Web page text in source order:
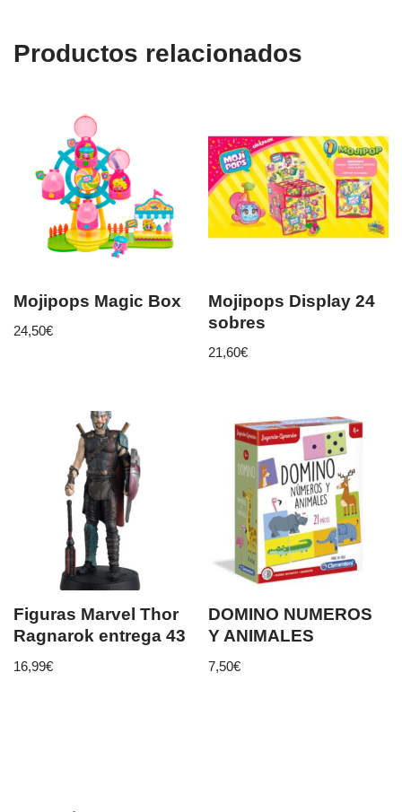
Productos relacionados
Mojipops Magic Box
24,50€
Mojipops Display 24
sobres
21,60€
Figuras Marvel Thor
Ragnarok entrega 43
16,99€
DOMINO NUMEROS
Y ANIMALES
7,50€